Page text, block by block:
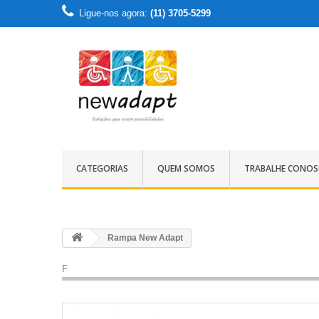
Ligue-nos agora: (11) 3705-5299
CATEGORIAS QUEM SOMOS TRABALHE
Rampa New Adapt
F